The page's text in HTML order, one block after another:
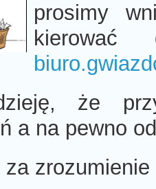
prosimy
że
a na pewno
zrozumienie